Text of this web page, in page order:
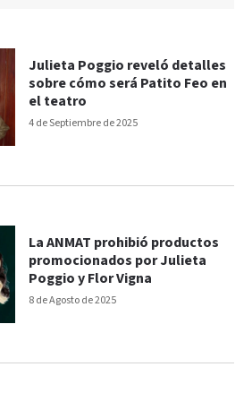
4 de Septiembre de 2025
Julieta Poggio reveló detalles
sobre cómo será Patito Feo en
el teatro
8 de Agosto de 2025
La ANMAT prohibió productos
promocionados por Julieta
Poggio y Flor Vigna